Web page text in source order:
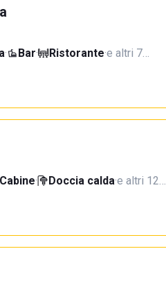
· Bar· Ristorante·e altri 7…
Cabine· Doccia calda·e altri 12…